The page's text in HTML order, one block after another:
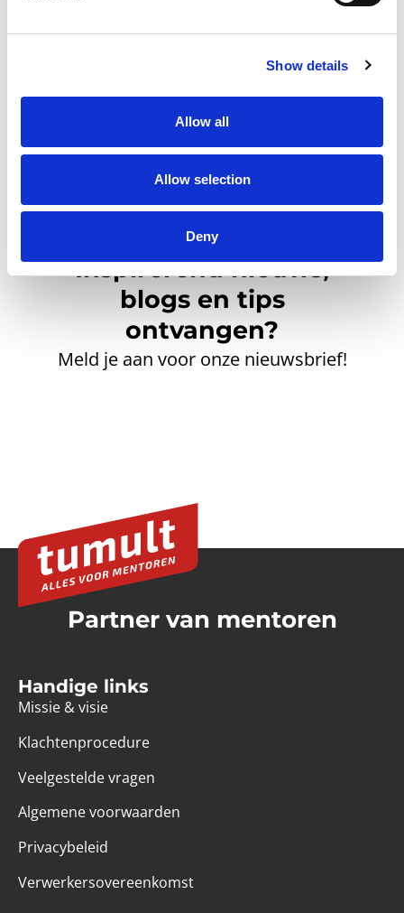
Show details
Allow all
Allow selection
Deny
Inspirerend nieuws,
blogs en tips
ontvangen?
Meld je aan voor onze nieuwsbrief!
Partner van mentoren
Handige links
Missie & visie
Klachtenprocedure
Veelgestelde vragen
Algemene voorwaarden
Privacybeleid
Verwerkersovereenkomst